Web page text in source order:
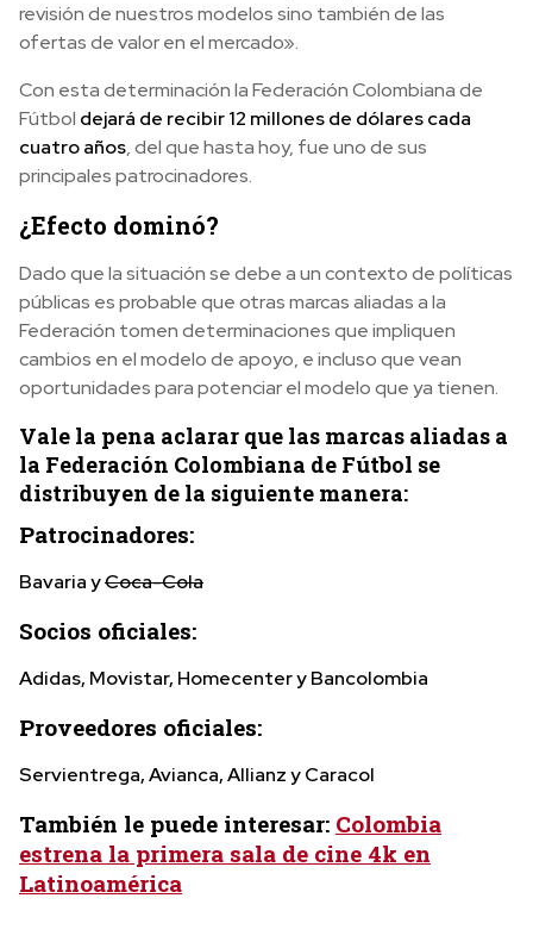
revisión de nuestros modelos sino también de las
ofertas de valor en el mercado».
Con esta determinación la Federación Colombiana de
Fútbol dejará de recibir 12 millones de dólares cada
cuatro años, del que hasta hoy, fue uno de sus
principales patrocinadores.
¿Efecto dominó?
Dado que la situación se debe a un contexto de políticas
públicas es probable que otras marcas aliadas a la
Federación tomen determinaciones que impliquen
cambios en el modelo de apoyo, e incluso que vean
oportunidades para potenciar el modelo que ya tienen.
Vale la pena aclarar que las marcas aliadas a
la Federación Colombiana de Fútbol se
distribuyen de la siguiente manera:
Patrocinadores:
Bavaria yCoca-Cola
Socios oficiales:
Adidas, Movistar, Homecenter y Bancolombia
Proveedores oficiales:
Servientrega, Avianca, Allianz y Caracol
También le puede interesar: Colombia
estrena la primera sala de cine 4k en
Latinoamérica